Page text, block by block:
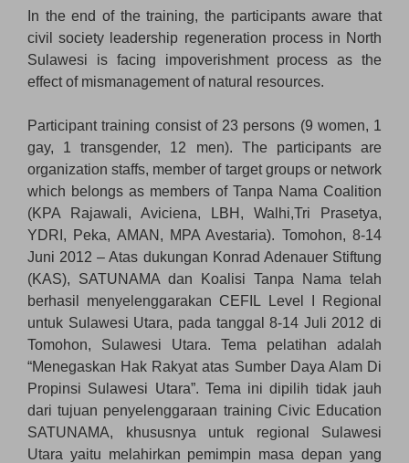
In the end of the training, the participants aware that
civil society leadership regeneration process in North
Sulawesi is facing impoverishment process as the
effect of mismanagement of natural resources.
Participant training consist of 23 persons (9 women, 1
gay, 1 transgender, 12 men). The participants are
organization staffs, member of target groups or network
which belongs as members of Tanpa Nama Coalition
(KPA Rajawali, Aviciena, LBH, Walhi,Tri Prasetya,
YDRI, Peka, AMAN, MPA Avestaria). Tomohon, 8-14
Juni 2012 – Atas dukungan Konrad Adenauer Stiftung
(KAS), SATUNAMA dan Koalisi Tanpa Nama telah
berhasil menyelenggarakan CEFIL Level I Regional
untuk Sulawesi Utara, pada tanggal 8-14 Juli 2012 di
Tomohon, Sulawesi Utara. Tema pelatihan adalah
“Menegaskan Hak Rakyat atas Sumber Daya Alam Di
Propinsi Sulawesi Utara”. Tema ini dipilih tidak jauh
dari tujuan penyelenggaraan training Civic Education
SATUNAMA, khususnya untuk regional Sulawesi
Utara yaitu melahirkan pemimpin masa depan yang